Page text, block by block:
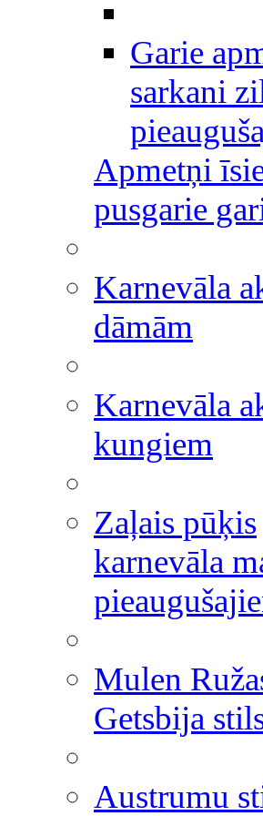
Garie
sarkani
Apmetņi
pusgarie
Karnevāla
dāmām
Karnevāla
kungiem
Zaļais pūķis
karnevāla
Mulen
Getsbija
Austrumu